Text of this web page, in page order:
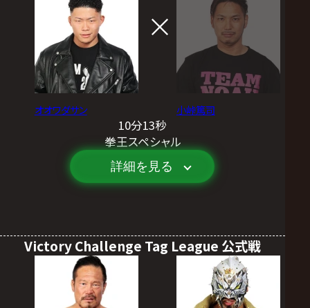
オオワダサン 小峠篤司
10分13秒
拳王スペシャル
詳細を見る
Victory Challenge Tag League 公式戦